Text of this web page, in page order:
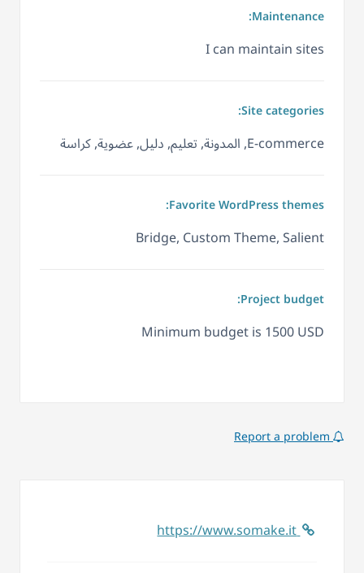
Maintenance:
I can maintain sites
Site categories:
E-commerce, المدونة, تعليم, دليل, عضوية, كراسة
Favorite WordPress themes:
Bridge, Custom Theme, Salient
Project budget:
Minimum budget is 1500 USD
Report a problem
https://www.somake.it